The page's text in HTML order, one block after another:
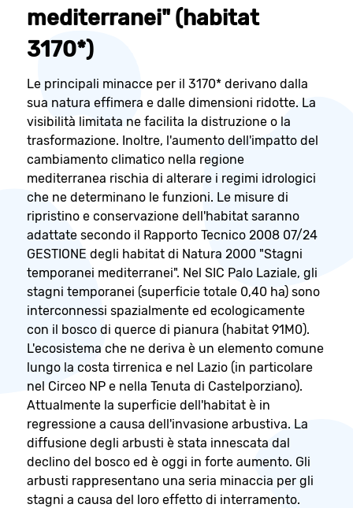
mediterranei" (habitat
3170*)
Le principali minacce per il 3170* derivano dalla
sua natura effimera e dalle dimensioni ridotte. La
visibilità limitata ne facilita la distruzione o la
trasformazione. Inoltre, l'aumento dell'impatto del
cambiamento climatico nella regione
mediterranea rischia di alterare i regimi idrologici
che ne determinano le funzioni. Le misure di
ripristino e conservazione dell'habitat saranno
adattate secondo il Rapporto Tecnico 2008 07/24
GESTIONE degli habitat di Natura 2000 "Stagni
temporanei mediterranei". Nel SIC Palo Laziale, gli
stagni temporanei (superficie totale 0,40 ha) sono
interconnessi spazialmente ed ecologicamente
con il bosco di querce di pianura (habitat 91M0).
L'ecosistema che ne deriva è un elemento comune
lungo la costa tirrenica e nel Lazio (in particolare
nel Circeo NP e nella Tenuta di Castelporziano).
Attualmente la superficie dell'habitat è in
regressione a causa dell'invasione arbustiva. La
diffusione degli arbusti è stata innescata dal
declino del bosco ed è oggi in forte aumento. Gli
arbusti rappresentano una seria minaccia per gli
stagni a causa del loro effetto di interramento.